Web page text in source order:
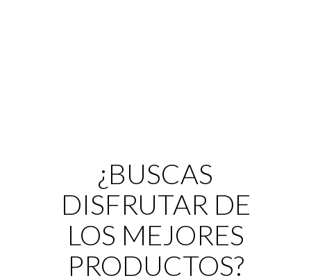
¿BUSCAS
DISFRUTAR DE
LOS MEJORES
PRODUCTOS?